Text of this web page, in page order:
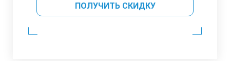
ПОЛУЧИТЬ СКИДКУ